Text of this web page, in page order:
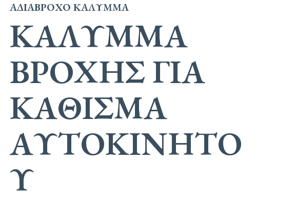
ΑΔΙΆΒΡΟΧΟ ΚΆΛΥΜΜΑ
ΚΆΛΥΜΜΑ
ΒΡΟΧΉΣ ΓΙΑ
ΚΆΘΙΣΜΑ
ΑΥΤΟΚΙΝΉΤΟ
Υ